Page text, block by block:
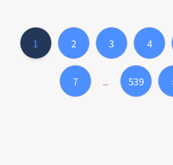
1 2 3 4
7 ... 539